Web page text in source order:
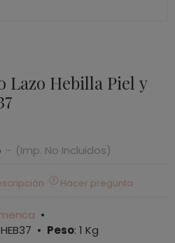
Lazo Hebilla Piel y
- (Imp. No Incluidos)
Hacer pregunta
•
• Peso: 1 Kg